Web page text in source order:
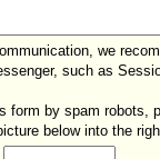
we
such as
form by spam robots,
below into the